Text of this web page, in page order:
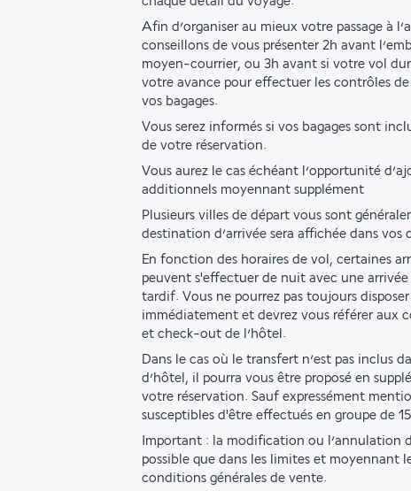
Afin d’organiser au mieux votre passage à
conseillons de vous présenter 2h avant
moyen-courrier, ou 3h avant si votre vol
votre avance pour effectuer les contrôles
vos bagages.
Vous serez informés si vos bagages sont
de votre réservation.
Vous aurez le cas échéant l’opportunité
additionnels moyennant supplément
Plusieurs villes de départ vous sont
destination d’arrivée sera affichée dans vos
En fonction des horaires de vol, certaines
peuvent s'effectuer de nuit avec une
tardif. Vous ne pourrez pas toujours
immédiatement et devrez vous référer aux
et check-out de l’hôtel.
Dans le cas où le transfert n’est pas inclus
d’hôtel, il pourra vous être proposé en
votre réservation. Sauf expressément
susceptibles d'être effectués en groupe de
Important : la modification ou l’annulation
possible que dans les limites et moyennant
conditions générales de vente.